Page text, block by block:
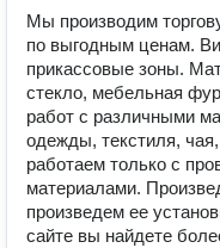
Мы производим
по выгодным ценам.
прикассовые зоны.
стекло, мебельная
работ с различными
одежды, текстиля,
работаем только с
материалами.
произведем ее
сайте вы найдете